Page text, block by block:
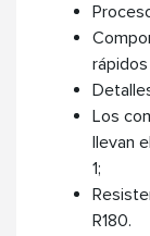
Los
llevan
1;
R180.